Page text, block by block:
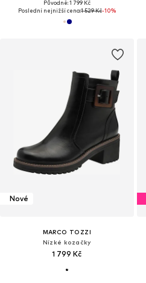
Původně: 1 799 Kč
Poslední nejnižší cena:1 529 Kč-10%
Nové
MARCO TOZZI
Nízké kozačky
1 799 Kč